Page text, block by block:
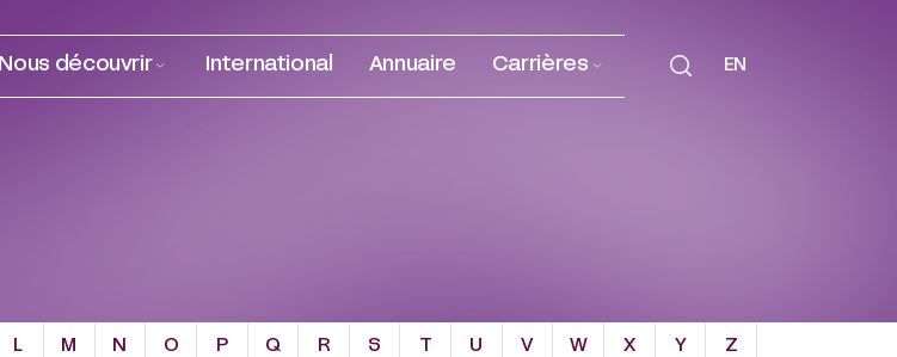
Nous découvrir International Annuaire Carrières EN
L M N O P Q R S U V W X Y Z